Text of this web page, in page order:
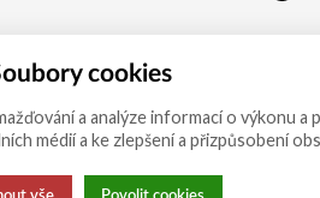
cookies
a analýze informací o výkonu a
médií a ke zlepšení a přizpůsobení